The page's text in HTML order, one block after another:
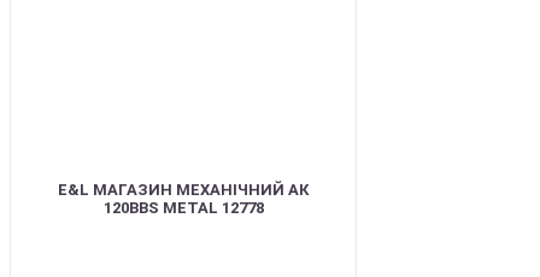
E&L МАГАЗИН МЕХАНІЧНИЙ АК
120BBS METAL 12778